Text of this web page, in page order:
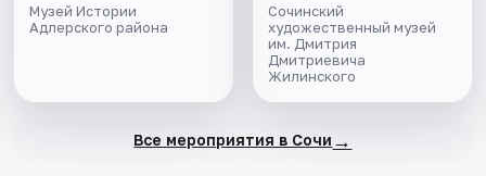
Музей Истории
Адлерского района
Сочинский
художественный музей
им. Дмитрия
Дмитриевича
Жилинского
Все мероприятия в Сочи →